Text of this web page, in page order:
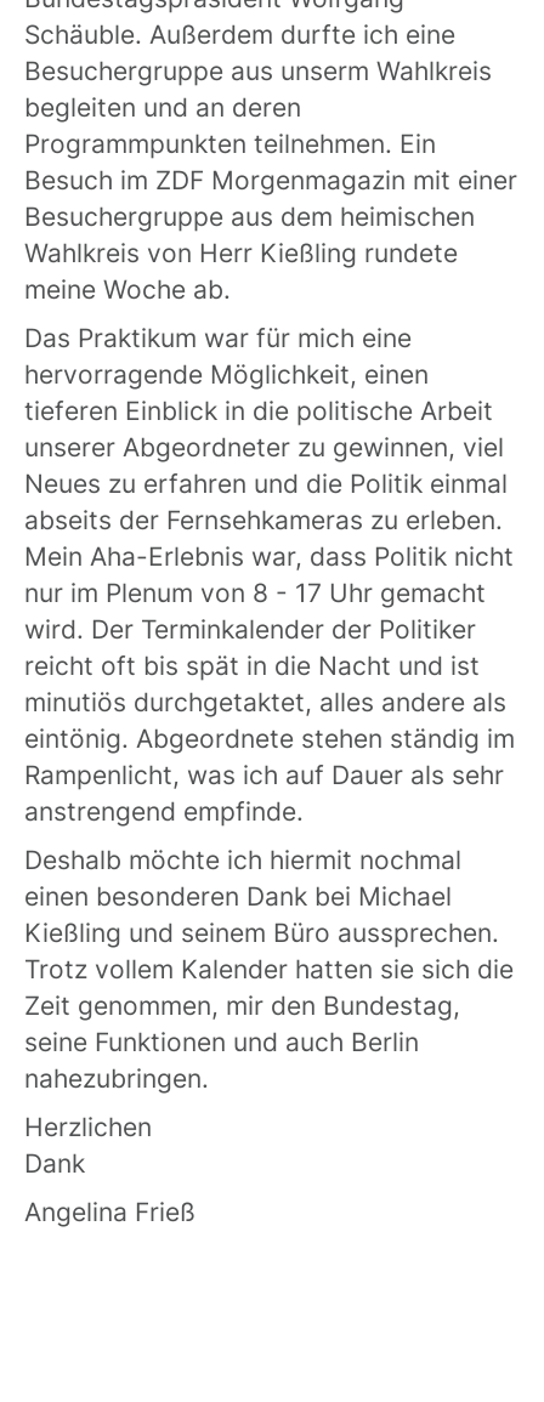
Schäuble. Außerdem durfte ich eine
Besuchergruppe aus unserm Wahlkreis
begleiten und an deren
Programmpunkten teilnehmen. Ein
Besuch im ZDF Morgenmagazin mit einer
Besuchergruppe aus dem heimischen
Wahlkreis von Herr Kießling rundete
meine Woche ab.
Das Praktikum war für mich eine
hervorragende Möglichkeit, einen
tieferen Einblick in die politische Arbeit
unserer Abgeordneter zu gewinnen, viel
Neues zu erfahren und die Politik einmal
abseits der Fernsehkameras zu erleben.
Mein Aha-Erlebnis war, dass Politik nicht
nur im Plenum von 8 - 17 Uhr gemacht
wird. Der Terminkalender der Politiker
reicht oft bis spät in die Nacht und ist
minutiös durchgetaktet, alles andere als
eintönig. Abgeordnete stehen ständig im
Rampenlicht, was ich auf Dauer als sehr
anstrengend empfinde.
Deshalb möchte ich hiermit nochmal
einen besonderen Dank bei Michael
Kießling und seinem Büro aussprechen.
Trotz vollem Kalender hatten sie sich die
Zeit genommen, mir den Bundestag,
seine Funktionen und auch Berlin
nahezubringen.
Herzlichen
Angelina Frieß